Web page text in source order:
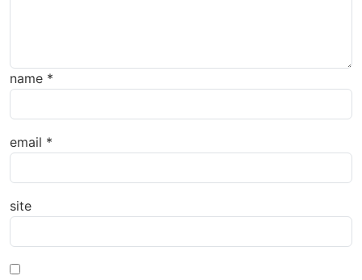
name *
email *
site